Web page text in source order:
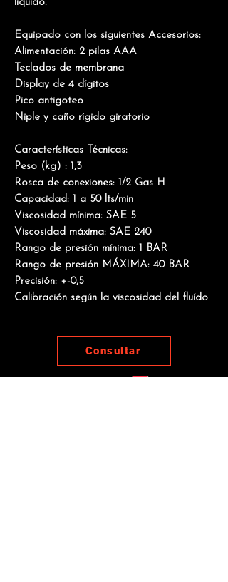
líquido.
Equipado con los siguientes Accesorios:
Alimentación: 2 pilas AAA
Teclados de membrana
Display de 4 dígitos
Pico antigoteo
Niple y caño rígido giratorio
Características Técnicas:
Peso (kg) : 1,3
Rosca de conexiones: 1/2 Gas H
Capacidad: 1 a 50 lts/min
Viscosidad mínima: SAE 5
Viscosidad máxima: SAE 240
Rango de presión mínima: 1 BAR
Rango de presión MÁXIMA: 40 BAR
Precisión: +-0,5
Calibración según la viscosidad del fluído
Consultar